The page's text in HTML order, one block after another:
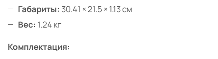
Габариты: 30.41 × 21.5 × 1.13 см
Вес: 1.24 кг
Комплектация: